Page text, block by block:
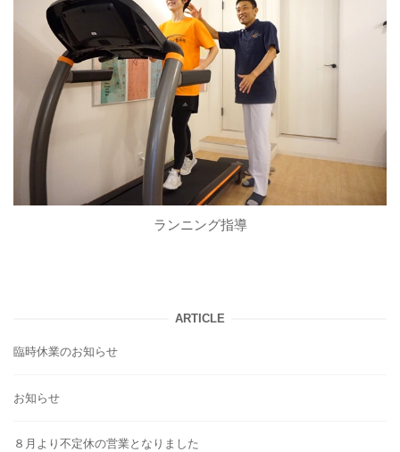
ランニング指導
ARTICLE
臨時休業のお知らせ
お知らせ
８月より不定休の営業となりました